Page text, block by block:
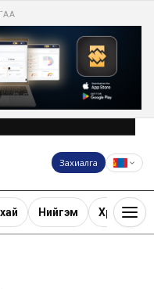
Захиалга
Нийгэм Хөрөнгө